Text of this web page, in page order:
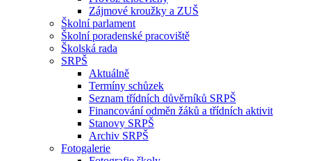
Zájmové kroužky a ZUŠ
Školní parlament
Školní poradenské pracoviště
Školská rada
SRPŠ
Aktuálně
Termíny schůzek
Seznam třídních důvěrníků SRPŠ
Financování odměn žáků a třídních aktivit
Stanovy SRPŠ
Archiv SRPŠ
Fotogalerie